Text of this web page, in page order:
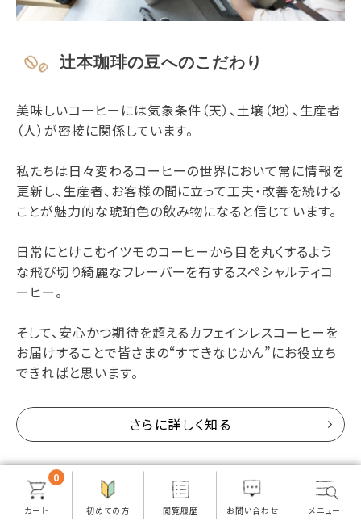
辻本珈琲の豆へのこだわり
美味しいコーヒーには気象条件（天）、土壌（地）、生産者
（人）が密接に関係しています。
私たちは日々変わるコーヒーの世界において常に情報を
更新し、生産者、お客様の間に立って工夫・改善を続ける
ことが魅力的な琥珀色の飲み物になると信じています。
日常にとけこむイツモのコーヒーから目を丸くするよう
な飛び切り綺麗なフレーバーを有するスペシャルティコ
ーヒー。
そして、安心かつ期待を超えるカフェインレスコーヒーを
お届けすることで皆さまの“すてきなじかん”にお役立ち
できればと思います。
さらに詳しく知る
ページトップに戻る
0